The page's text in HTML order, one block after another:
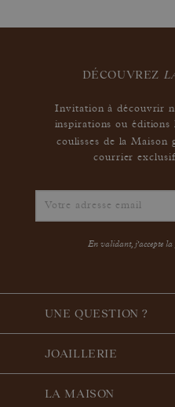
DÉCOUVREZ
Invitation à découvrir
inspirations ou éditions
coulisses de la Maison
courrier
En validant, j'accepte la
UNE QUESTION ?
JOAILLERIE
LA MAISON